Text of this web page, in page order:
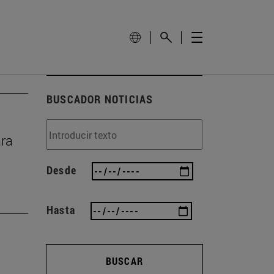
BUSCADOR NOTICIAS
Desde
Hasta
BUSCAR